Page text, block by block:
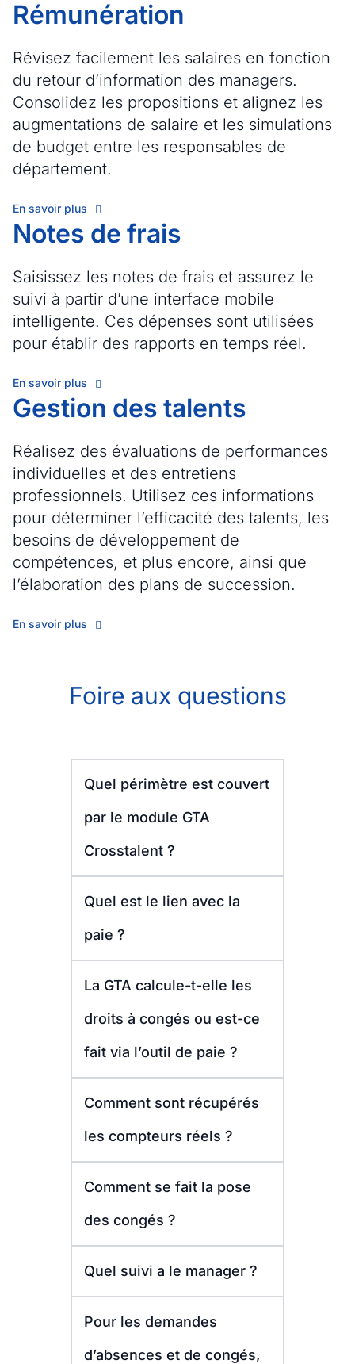
Rémunération
Révisez facilement les salaires en fonction
du retour d’information des managers.
Consolidez les propositions et alignez les
augmentations de salaire et les simulations
de budget entre les responsables de
département.
En savoir plus
Notes de frais
Saisissez les notes de frais et assurez le
suivi à partir d’une interface mobile
intelligente. Ces dépenses sont utilisées
pour établir des rapports en temps réel.
En savoir plus
Gestion des talents
Réalisez des évaluations de performances
individuelles et des entretiens
professionnels. Utilisez ces informations
pour déterminer l’efficacité des talents, les
besoins de développement de
compétences, et plus encore, ainsi que
l’élaboration des plans de succession.
En savoir plus
Foire aux questions
Quel périmètre est couvert
par le module GTA
Crosstalent ?
Quel est le lien avec la
paie ?
La GTA calcule-t-elle les
droits à congés ou est-ce
fait via l’outil de paie ?
Comment sont récupérés
les compteurs réels ?
Comment se fait la pose
des congés ?
Quel suivi a le manager ?
Pour les demandes
d’absences et de congés,